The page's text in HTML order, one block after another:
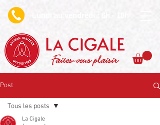
Faites-vous plaisir
Post
Tous les posts
La Cigale